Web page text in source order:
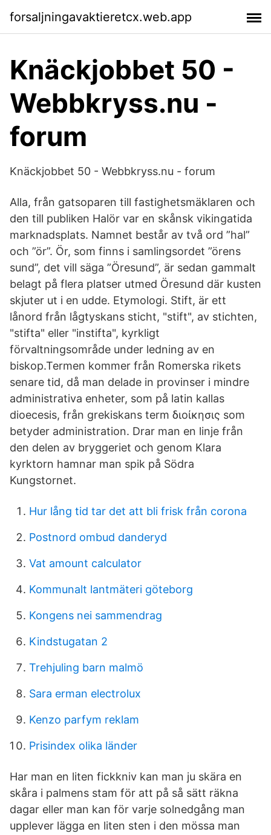
forsaljningavaktieretcx.web.app
Knäckjobbet 50 -
Webbkryss.nu -
forum
Knäckjobbet 50 - Webbkryss.nu - forum
Alla, från gatsoparen till fastighetsmäklaren och
den till publiken Halör var en skånsk vikingatida
marknadsplats. Namnet består av två ord ”hal”
och ”ör”. Ör, som finns i samlingsordet ”örens
sund”, det vill säga ”Öresund”, är sedan gammalt
belagt på flera platser utmed Öresund där kusten
skjuter ut i en udde. Etymologi. Stift, är ett
lånord från lågtyskans sticht, "stift", av stichten,
"stifta" eller "instifta", kyrkligt
förvaltningsområde under ledning av en
biskop.Termen kommer från Romerska rikets
senare tid, då man delade in provinser i mindre
administrativa enheter, som på latin kallas
dioecesis, från grekiskans term διοίκησις som
betyder administration. Drar man en linje från
den delen av bryggeriet och genom Klara
kyrktorn hamnar man spik på Södra
Kungstornet.
Hur lång tid tar det att bli frisk från corona
Postnord ombud danderyd
Vat amount calculator
Kommunalt lantmäteri göteborg
Kongens nei sammendrag
Kindstugatan 2
Trehjuling barn malmö
Sara erman electrolux
Kenzo parfym reklam
Prisindex olika länder
Har man en liten fickkniv kan man ju skära en
skåra i palmens stam för att på så sätt räkna
dagar eller man kan för varje solnedgång man
upplever lägga en liten sten i den mössa man